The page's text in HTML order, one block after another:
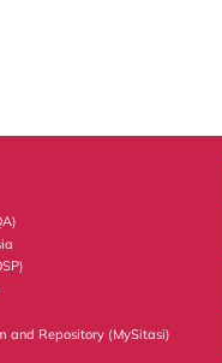
and Repository (MySitasi)